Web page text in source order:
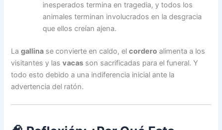
inesperados termina en tragedia, y todos los
animales terminan involucrados en la desgracia
que ellos creían ajena.
Lagallina se convierte en caldo, elcordero alimenta a los
visitantes y lasvacas son sacrificadas para el funeral. Y
todo esto debido a una indiferencia inicial ante la
advertencia del ratón.